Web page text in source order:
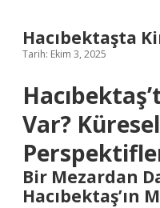
Hacıbektaşta
Tarih: Ekim 3, 2025
Var?
Bir Mezardan
Hacıbektaş’ın